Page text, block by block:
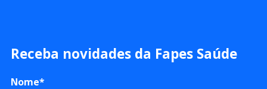
Receba novidades da Fapes Saúde
Nome*